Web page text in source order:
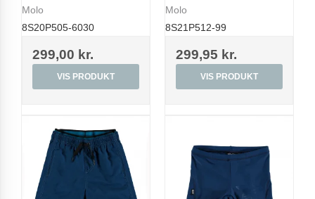
Molo
8S20P505-6030
299,00 kr.
VIS PRODUKT
Molo
8S21P512-99
299,95 kr.
VIS PRODUKT